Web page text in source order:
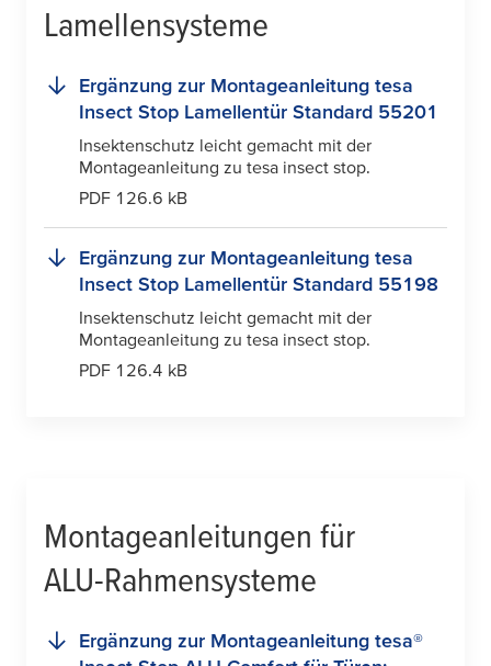
Lamellensysteme
Ergänzung zur Montageanleitung tesa
Insect Stop Lamellentür Standard 55201
Insektenschutz leicht gemacht mit der
Montageanleitung zu tesa insect stop.
PDF 126.6 kB
Ergänzung zur Montageanleitung tesa
Insect Stop Lamellentür Standard 55198
Insektenschutz leicht gemacht mit der
Montageanleitung zu tesa insect stop.
PDF 126.4 kB
Montageanleitungen für
ALU-Rahmensysteme
Ergänzung zur Montageanleitung tesa®